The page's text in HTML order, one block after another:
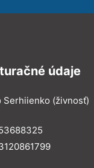
údaje
Serhiienko (živnosť)